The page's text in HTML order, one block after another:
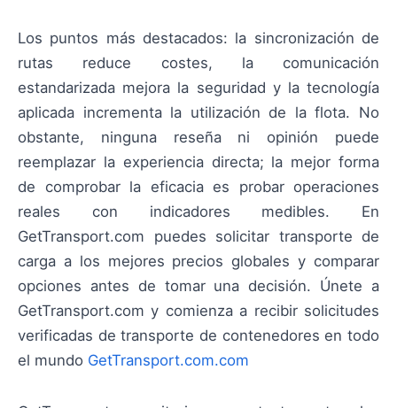
Los puntos más destacados: la sincronización de
rutas reduce costes, la comunicación
estandarizada mejora la seguridad y la tecnología
aplicada incrementa la utilización de la flota. No
obstante, ninguna reseña ni opinión puede
reemplazar la experiencia directa; la mejor forma
de comprobar la eficacia es probar operaciones
reales con indicadores medibles. En
GetTransport.com puedes solicitar transporte de
carga a los mejores precios globales y comparar
opciones antes de tomar una decisión. Únete a
GetTransport.com y comienza a recibir solicitudes
verificadas de transporte de contenedores en todo
el mundo GetTransport.com.com